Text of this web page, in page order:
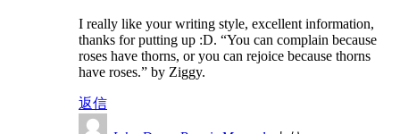
I really like your writing style, excellent information,
thanks for putting up :D. “You can complain because
roses have thorns, or you can rejoice because thorns
have roses.” by Ziggy.
返信